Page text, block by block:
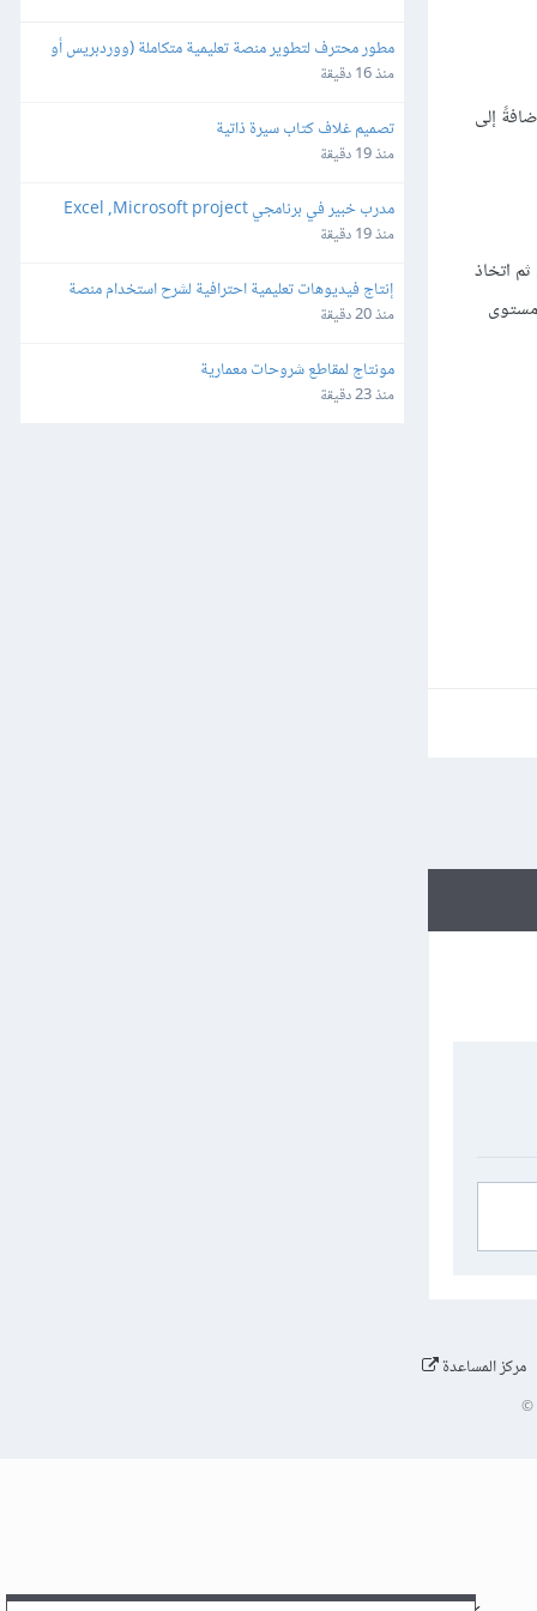
إلى
اتخاذ
مستوى
برمجة خاصة)
منذ 16 دقيقة
تصميم غلاف كتاب سيرة ذاتية
منذ 19 دقيقة
مدرب خبير في برنامجي Excel ,Microsoft project
منذ 19 دقيقة
إلكترونية (Screen Recording Tutorial)
منذ 20 دقيقة
مونتاج لمقاطع شروحات معمارية
منذ 23 دقيقة
مركز المساعدة
©